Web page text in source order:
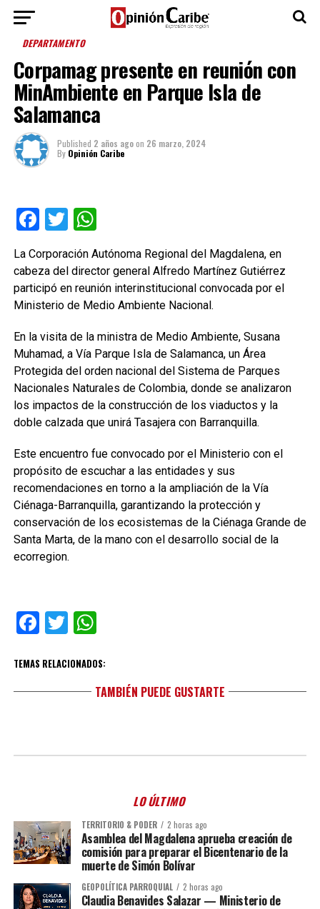
DEPARTAMENTO
Corpamag presente en reunión con
MinAmbiente en Parque Isla de
Salamanca
Published 2 años agoon 26 marzo, 2024
By Opinión Caribe
Facebook
TwitterWhatsApp
La Corporación Autónoma Regional del Magdalena, en
cabeza del director general Alfredo Martínez Gutiérrez
participó en reunión interinstitucional convocada por el
Ministerio de Medio Ambiente Nacional.
En la visita de la ministra de Medio Ambiente, Susana
Muhamad, a Vía Parque Isla de Salamanca, un Área
Protegida del orden nacional del Sistema de Parques
Nacionales Naturales de Colombia, donde se analizaron
los impactos de la construcción de los viaductos y la
doble calzada que unirá Tasajera con Barranquilla.
Este encuentro fue convocado por el Ministerio con el
propósito de escuchar a las entidades y sus
recomendaciones en torno a la ampliación de la Vía
Ciénaga-Barranquilla, garantizando la protección y
conservación de los ecosistemas de la Ciénaga Grande de
Santa Marta, de la mano con el desarrollo social de la
ecorregion.
Facebook
TwitterWhatsApp
TEMAS RELACIONADOS:
TAMBIÉN PUEDE GUSTARTE
LO ÚLTIMO
TERRITORIO & PODER 2 horas ago
Asamblea del Magdalena aprueba creación de
comisión para preparar el Bicentenario de la
muerte de Simón Bolívar
GEOPOLÍTICA PARROQUIAL 2 horas ago
Claudia Benavides Salazar — Ministerio de